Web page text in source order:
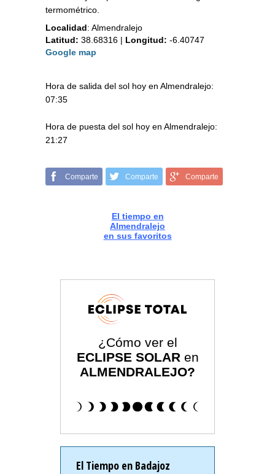
termométrico.
Localidad: Almendralejo
Latitud: 38.68316 | Longitud: -6.40747
Google map
Hora de salida del sol hoy en Almendralejo:
07:35
Hora de puesta del sol hoy en Almendralejo:
21:27
Comparte Comparte Comparte
El tiempo en
Almendralejo
en sus favoritos
¿Cómo ver el
ECLIPSE SOLAR en
ALMENDRALEJO?
El Tiempo en Badajoz